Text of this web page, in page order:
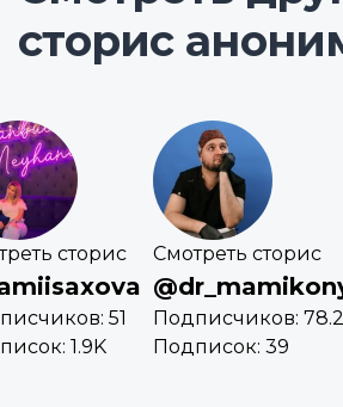
сторис
сторис
51
1.9K
Смотреть сторис
Подписчиков:
Подписок: 39